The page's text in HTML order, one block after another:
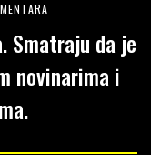
Smatraju da je
novinarima i